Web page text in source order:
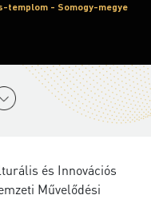
templom - Somogy-megye
és Innovációs
Művelődési